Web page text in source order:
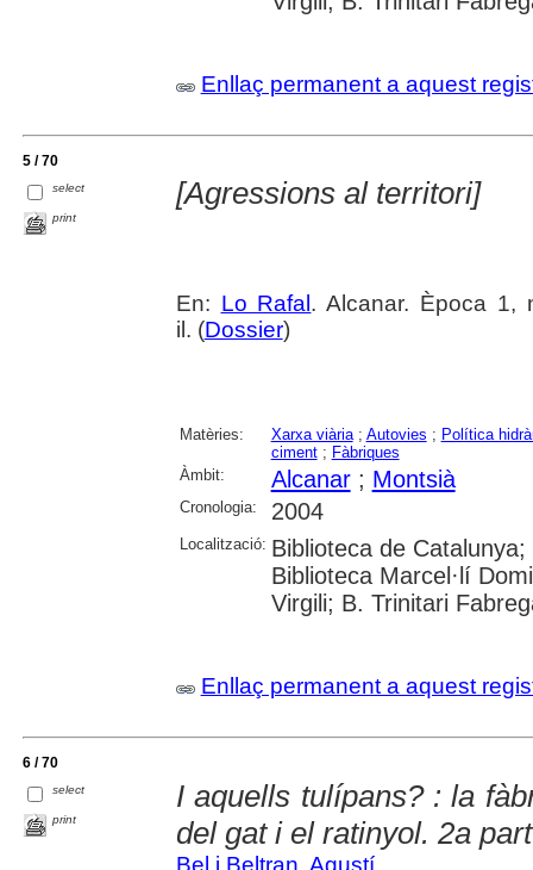
Enllaç permanent a aquest
5 / 70
select
print
[Agressions al territori]
En: Lo Rafal . Alcanar. Època 1,
il. (Dossier)
Matèries: Xarxa viària; Autovies ; Política
ciment; Fàbriques
Àmbit:
Alcanar; Montsià
Cronologia: 2004
Localització: Biblioteca de
Biblioteca Marcel·lí
Virgili; B. Trinitari
Enllaç permanent a aquest
6 / 70
select
print
I aquells tulípans? : la
del gat i el ratinyol. 2a part
Bel i Beltran, Agustí